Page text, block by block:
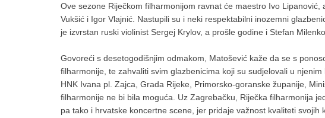
Ove sezone Riječkom filharmonijom ravnat će maestro Ivo
Vukšić i Igor Vlajnić. Nastupili su i neki respektabilni inozemni
je izvrstan ruski violinist Sergej Krylov, a prošle godine i Stefan
Govoreći s desetogodišnjim odmakom, Matošević kaže da se s
filharmonije, te zahvaliti svim glazbenicima koji su sudjelovali u
HNK Ivana pl. Zajca, Grada Rijeke, Primorsko-goranske županije,
filharmonije ne bi bila moguća. Uz Zagrebačku, Riječka filharmonija
pa tako i hrvatske koncertne scene, jer pridaje važnost kvaliteti